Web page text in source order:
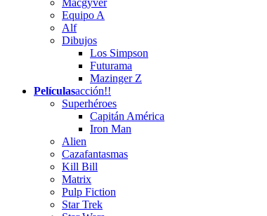
Macgyver
Equipo A
Alf
Dibujos
Los Simpson
Futurama
Mazinger Z
Películasacción!!
Superhéroes
Capitán América
Iron Man
Alien
Cazafantasmas
Kill Bill
Matrix
Pulp Fiction
Star Trek